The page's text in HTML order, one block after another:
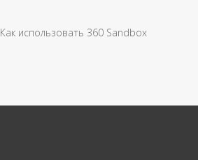
Как использовать 360 Sandbox